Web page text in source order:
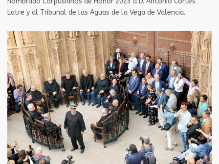
Latre y al Tribunal de las Aguas de la Vega de Valencia.